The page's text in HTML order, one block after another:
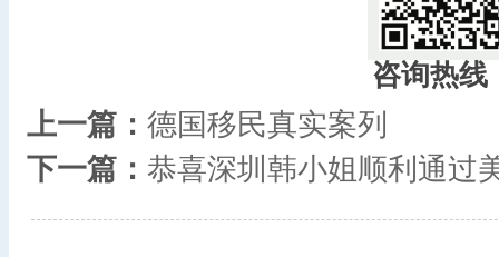
咨询热线
上一篇： 德国移民真实案列
下一篇： 恭喜深圳韩小姐顺利通过